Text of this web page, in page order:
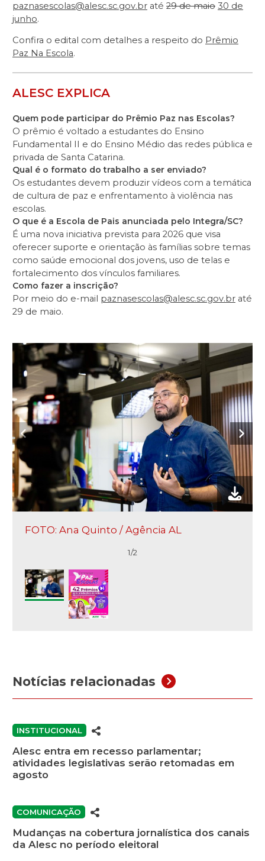
paznasescolas@alesc.sc.gov.br até 29 de maio 30 de
junho.
Confira o edital com detalhes a respeito do Prêmio
Paz Na Escola.
ALESC EXPLICA
Quem pode participar do Prêmio Paz nas Escolas?
O prêmio é voltado a estudantes do Ensino
Fundamental II e do Ensino Médio das redes pública e
privada de Santa Catarina.
Qual é o formato do trabalho a ser enviado?
Os estudantes devem produzir vídeos com a temática
de cultura de paz e enfrentamento à violência nas
escolas.
O que é a Escola de Pais anunciada pelo Integra/SC?
É uma nova iniciativa prevista para 2026 que visa
oferecer suporte e orientação às famílias sobre temas
como saúde emocional dos jovens, uso de telas e
fortalecimento dos vínculos familiares.
Como fazer a inscrição?
Por meio do e-mail paznasescolas@alesc.sc.gov.br até
29 de maio.
FOTO: Ana Quinto / Agência AL
1/2
Notícias relacionadas
INSTITUCIONAL
Alesc entra em recesso parlamentar;
atividades legislativas serão retomadas em
agosto
COMUNICAÇÃO
Mudanças na cobertura jornalística dos canais
da Alesc no período eleitoral